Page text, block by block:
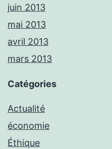
juin 2013
mai 2013
avril 2013
mars 2013
Catégories
Actualité
économie
Éthique